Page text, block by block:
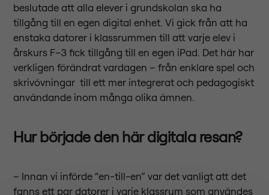
beslutade att alla elever i grundskolan ska ha
tillgång till en egen digital enhet. Vi gick från att ha
enstaka datorer i klassrummen till att varje elev i
årskurs F–3 fick tillgång till en egen iPad. Det här har
verkligen förändrat vardagen – från enklare spel och
skrivövningar till ett mer integrerat och pedagogiskt
användande inom många olika ämnen.
Hur började den här digitala resan?
– Innan vi införde “en-till-en” var det vanligt att det
fanns ett par datorer i varje klassrum som användes